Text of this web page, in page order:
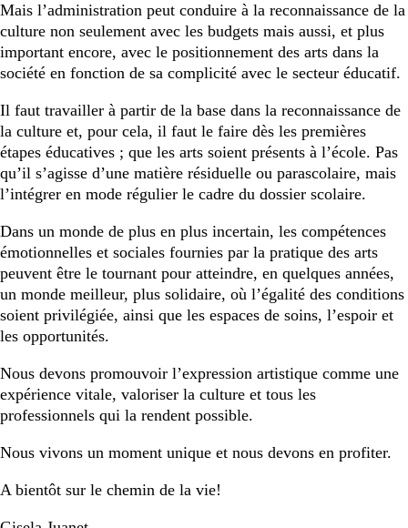
Mais l’administration peut conduire à la reconnaissance de la
culture non seulement avec les budgets mais aussi, et plus
important encore, avec le positionnement des arts dans la
société en fonction de sa complicité avec le secteur éducatif.
Il faut travailler à partir de la base dans la reconnaissance de
la culture et, pour cela, il faut le faire dès les premières
étapes éducatives ; que les arts soient présents à l’école. Pas
qu’il s’agisse d’une matière résiduelle ou parascolaire, mais
l’intégrer en mode régulier le cadre du dossier scolaire.
Dans un monde de plus en plus incertain, les compétences
émotionnelles et sociales fournies par la pratique des arts
peuvent être le tournant pour atteindre, en quelques années,
un monde meilleur, plus solidaire, où l’égalité des conditions
soient privilégiée, ainsi que les espaces de soins, l’espoir et
les opportunités.
Nous devons promouvoir l’expression artistique comme une
expérience vitale, valoriser la culture et tous les
professionnels qui la rendent possible.
Nous vivons un moment unique et nous devons en profiter.
A bientôt sur le chemin de la vie!